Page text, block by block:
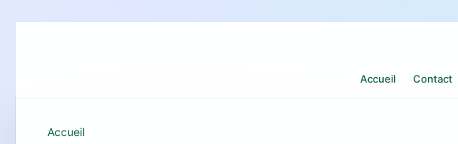
Accueil Contact
Accueil